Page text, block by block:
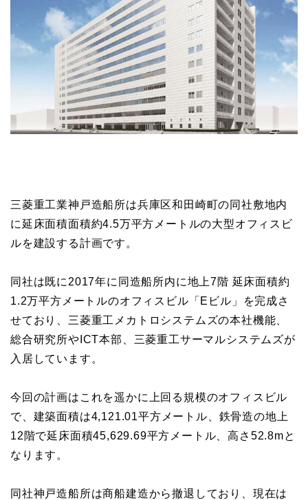
三菱重工業神戸造船所は兵庫区和田崎町の同社敷地内
に延床面積面積約4.5万平方メートルの大型オフィスビ
ルを建設する計画です。
同社は既に2017年に同造船所内に地上7階 延床面積約
1.2万平方メートルのオフィスビル「Eビル」を完成さ
せており、三菱重工メカトロシステムズの本社機能、
総合研究所やICT本部、三菱重工サーマルシステムズが
入居しています。
今回の計画はこれを遥かに上回る規模のオフィスビル
で、建築面積は4,121.01平方メートル、鉄骨造の地上
12階で延床面積45,629.69平方メートル、高さ52.8mと
なります。
同社神戸造船所は商船建造から撤退しており、現在は